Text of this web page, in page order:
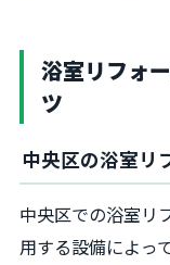
浴室リフォ
ツ
中央区の浴室リ
中央区での浴室リ
用する設備によっ